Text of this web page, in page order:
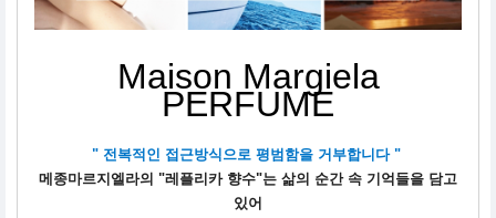
Maison Margiela
PERFUME
" 전복적인 접근방식으로 평범함을 거부합니다 "
메종마르지엘라의 "레플리카 향수"는 삶의 순간 속 기억들을 담고
있어